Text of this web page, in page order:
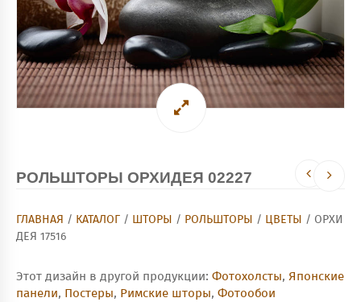
РОЛЬШТОРЫ ОРХИДЕЯ 02227
ГЛАВНАЯ / КАТАЛОГ / ШТОРЫ / РОЛЬШТОРЫ / ЦВЕТЫ
/ ОРХИ
ДЕЯ 17516
Этот дизайн в другой продукции: Фотохолсты, Японские
панели, Постеры, Римские шторы, Фотообои